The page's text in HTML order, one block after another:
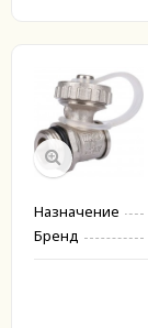
Назначение
Бренд